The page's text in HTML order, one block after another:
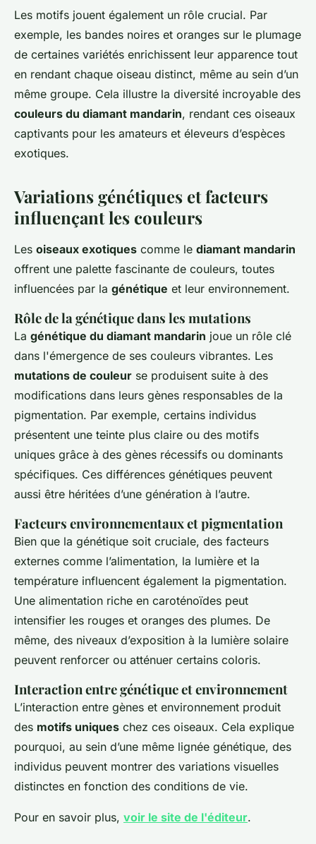
Les motifs jouent également un rôle crucial. Par
exemple, les bandes noires et oranges sur le plumage
de certaines variétés enrichissent leur apparence tout
en rendant chaque oiseau distinct, même au sein d’un
même groupe. Cela illustre la diversité incroyable des
couleurs du diamant mandarin, rendant ces oiseaux
captivants pour les amateurs et éleveurs d’espèces
exotiques.
Variations génétiques et facteurs
influençant les couleurs
Les oiseaux exotiques comme le diamant mandarin
offrent une palette fascinante de couleurs, toutes
influencées par la génétique et leur environnement.
Rôle de la génétique dans les mutations
La génétique du diamant mandarin joue un rôle clé
dans l'émergence de ses couleurs vibrantes. Les
mutations de couleur se produisent suite à des
modifications dans leurs gènes responsables de la
pigmentation. Par exemple, certains individus
présentent une teinte plus claire ou des motifs
uniques grâce à des gènes récessifs ou dominants
spécifiques. Ces différences génétiques peuvent
aussi être héritées d’une génération à l’autre.
Facteurs environnementaux et pigmentation
Bien que la génétique soit cruciale, des facteurs
externes comme l’alimentation, la lumière et la
température influencent également la pigmentation.
Une alimentation riche en caroténoïdes peut
intensifier les rouges et oranges des plumes. De
même, des niveaux d’exposition à la lumière solaire
peuvent renforcer ou atténuer certains coloris.
Interaction entre génétique et environnement
L’interaction entre gènes et environnement produit
des motifs uniques chez ces oiseaux. Cela explique
pourquoi, au sein d’une même lignée génétique, des
individus peuvent montrer des variations visuelles
distinctes en fonction des conditions de vie.
Pour en savoir plus, voir le site de l'éditeur.